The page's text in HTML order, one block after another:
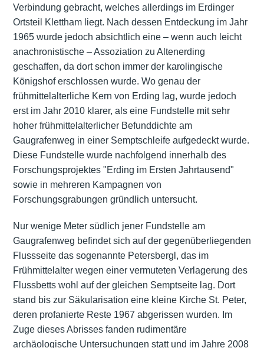
Verbindung gebracht, welches allerdings im Erdinger
Ortsteil Klettham liegt. Nach dessen Entdeckung im Jahr
1965 wurde jedoch absichtlich eine – wenn auch leicht
anachronistische – Assoziation zu Altenerding
geschaffen, da dort schon immer der karolingische
Königshof erschlossen wurde. Wo genau der
frühmittelalterliche Kern von Erding lag, wurde jedoch
erst im Jahr 2010 klarer, als eine Fundstelle mit sehr
hoher frühmittelalterlicher Befunddichte am
Gaugrafenweg in einer Semptschleife aufgedeckt wurde.
Diese Fundstelle wurde nachfolgend innerhalb des
Forschungsprojektes "Erding im Ersten Jahrtausend"
sowie in mehreren Kampagnen von
Forschungsgrabungen gründlich untersucht.
Nur wenige Meter südlich jener Fundstelle am
Gaugrafenweg befindet sich auf der gegenüberliegenden
Flussseite das sogenannte Petersbergl, das im
Frühmittelalter wegen einer vermuteten Verlagerung des
Flussbetts wohl auf der gleichen Semptseite lag. Dort
stand bis zur Säkularisation eine kleine Kirche St. Peter,
deren profanierte Reste 1967 abgerissen wurden. Im
Zuge dieses Abrisses fanden rudimentäre
archäologische Untersuchungen statt und im Jahre 2008